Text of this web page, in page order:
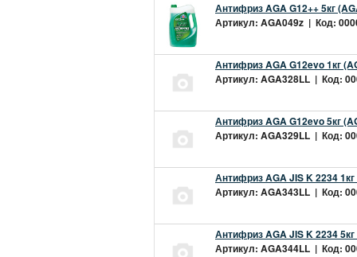
Антифриз AGA G12++ 5кг
Артикул: AGA049z | Код:
Антифриз AGA G12evo 1кг
Артикул: AGA328LL | Код:
Антифриз AGA G12evo 5кг
Артикул: AGA329LL | Код:
Антифриз AGA JIS K 2234
Артикул: AGA343LL | Код:
Антифриз AGA JIS K 2234
Артикул: AGA344LL | Код: